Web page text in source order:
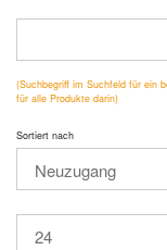
(Suchbegriff im Suchfeld für ein
für alle Produkte darin)
Sortiert nach